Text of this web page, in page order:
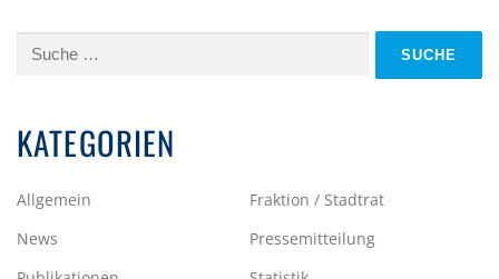
Suche
KATEGORIEN
Allgemein
Fraktion / Stadtrat
News
Pressemitteilung